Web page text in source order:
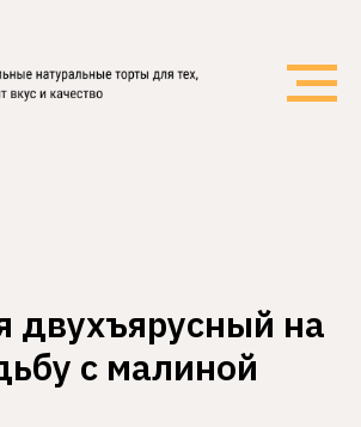
двухъярусный на
с малиной